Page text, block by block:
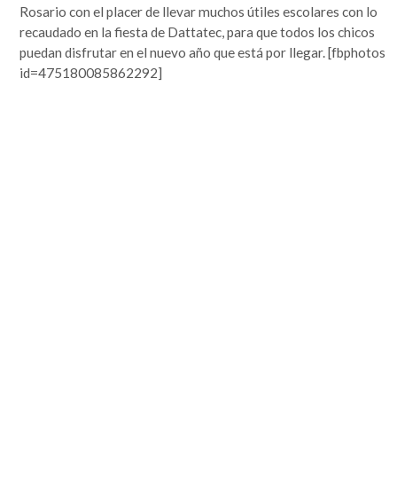
Rosario con el placer de llevar muchos útiles escolares con lo
recaudado en la fiesta de Dattatec, para que todos los chicos
puedan disfrutar en el nuevo año que está por llegar. [fbphotos
id=475180085862292]